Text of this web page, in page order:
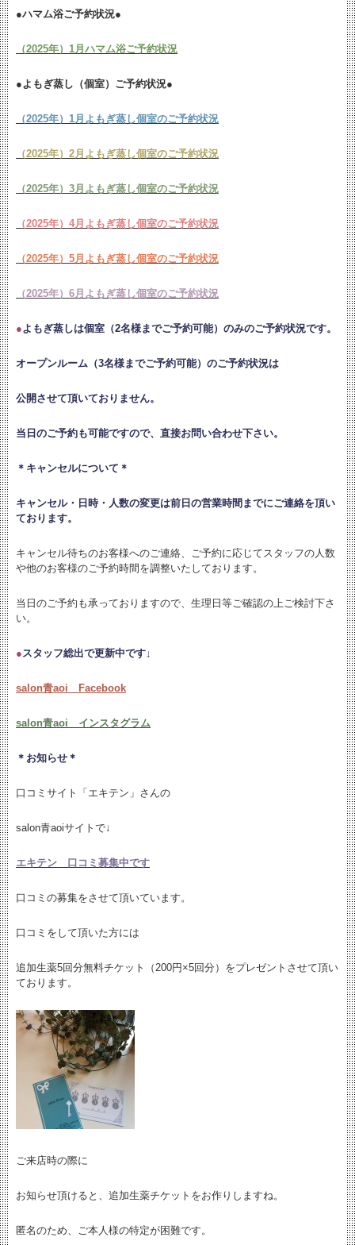
●ハマム浴ご予約状況●
（2025年）1月ハマム浴ご予約状況
●よもぎ蒸し（個室）ご予約状況●
（2025年）1月よもぎ蒸し個室のご予約状況
（2025年）2月よもぎ蒸し個室のご予約状況
（2025年）3月よもぎ蒸し個室のご予約状況
（2025年）4月よもぎ蒸し個室のご予約状況
（2025年）5月よもぎ蒸し個室のご予約状況
（2025年）6月よもぎ蒸し個室のご予約状況
●よもぎ蒸しは個室（2名様までご予約可能）のみのご予約状況です。
オープンルーム（3名様までご予約可能）のご予約状況は
公開させて頂いておりません。
当日のご予約も可能ですので、直接お問い合わせ下さい。
＊キャンセルについて＊
キャンセル・日時・人数の変更は前日の営業時間までにご連絡を頂い
ております。
キャンセル待ちのお客様へのご連絡、ご予約に応じてスタッフの人数
や他のお客様のご予約時間を調整いたしております。
当日のご予約も承っておりますので、生理日等ご確認の上ご検討下さ
い。
●スタッフ総出で更新中です↓
salon青aoi Facebook
salon青aoi インスタグラム
＊お知らせ＊
口コミサイト「エキテン」さんの
salon青aoiサイトで↓
エキテン 口コミ募集中です
口コミの募集をさせて頂いています。
口コミをして頂いた方には
追加生薬5回分無料チケット（200円×5回分）をプレゼントさせて頂い
ております。
ご来店時の際に
お知らせ頂けると、追加生薬チケットをお作りしますね。
匿名のため、ご本人様の特定が困難です。